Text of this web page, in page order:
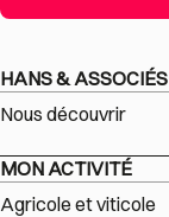
HANS & ASSOCIÉS
Nous découvrir
MON ACTIVITÉ
Agricole et viticole